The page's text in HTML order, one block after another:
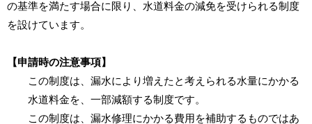
の基準を満たす場合に限り、 水道料金の減免を受けられる制度
を設けています。
【申請時の注意事項】
この制度は、漏水により増えたと考えられる水量にかかる
水道料金を、一部減額する制度です。
この制度は、漏水修理にかかる費用を補助するものではあ